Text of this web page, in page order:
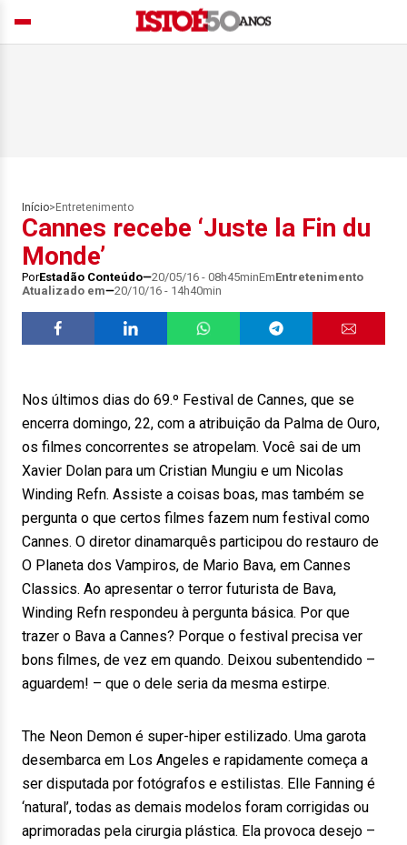
Início> Entretenimento
Cannes recebe ‘Juste la Fin du
Monde’
PorEstadão Conteúdo 20/05/16 - 08h45minEmEntretenimento
Atualizado em
20/10/16 - 14h40min
Nos últimos dias do 69.º Festival de Cannes, que se
encerra domingo, 22, com a atribuição da Palma de Ouro,
os filmes concorrentes se atropelam. Você sai de um
Xavier Dolan para um Cristian Mungiu e um Nicolas
Winding Refn. Assiste a coisas boas, mas também se
pergunta o que certos filmes fazem num festival como
Cannes. O diretor dinamarquês participou do restauro de
O Planeta dos Vampiros, de Mario Bava, em Cannes
Classics. Ao apresentar o terror futurista de Bava,
Winding Refn respondeu à pergunta básica. Por que
trazer o Bava a Cannes? Porque o festival precisa ver
bons filmes, de vez em quando. Deixou subentendido –
aguardem! – que o dele seria da mesma estirpe.
The Neon Demon é super-hiper estilizado. Uma garota
desembarca em Los Angeles e rapidamente começa a
ser disputada por fotógrafos e estilistas. Elle Fanning é
‘natural’, todas as demais modelos foram corrigidas ou
aprimoradas pela cirurgia plástica. Ela provoca desejo –